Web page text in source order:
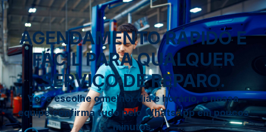
AGENDAMENTO RÁPIDO E
FÁCIL PARA QUALQUER
SERVIÇO DE REPARO.
Você escolhe o melhor dia e horário, e nossa
equipe confirma tudo pelo WhatsApp em poucos
minutos.